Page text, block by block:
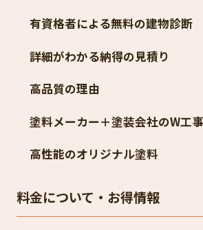
有資格者による無料の建物診断
詳細がわかる納得の見積り
高品質の理由
塗料メーカー＋塗装会社のW工
高性能のオリジナル塗料
料金について・お得情報